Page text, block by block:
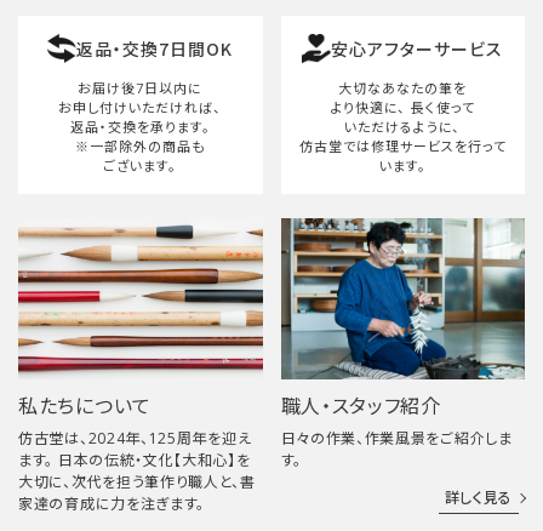
検索する
返品・交換7日間OK
お届け後7日以内に
お申し付けいただければ、
返品・交換を承ります。
※一部除外の商品も
ございます。
安心アフターサービス
大切なあなたの筆を
より快適に、 長く使って
いただけるように、
仿古堂では修理サービスを行って
います。
私たちについて
仿古堂は、2024年、125周年を迎え
ます。 日本の伝統・文化【大和心】を
大切に、次代を担う筆作り職人と、書
家達の育成に力を注ぎます。
職人・スタッフ紹介
日々の作業、作業風景をご紹介しま
す。
詳しく見る